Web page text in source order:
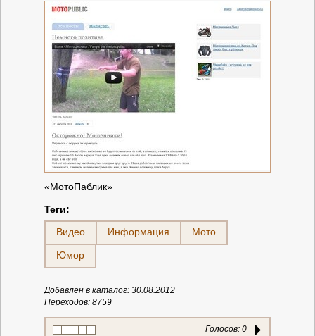
«МотоПаблик»
Теги:
Видео
Информация Мото
Юмор
Добавлен в каталог: 30.08.2012
Переходов: 8759
Голосов: 0